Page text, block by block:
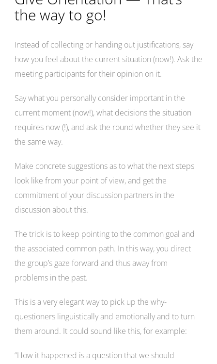
the way to go!
Instead of collecting or handing out justifications, say
how you feel about the current situation (now!). Ask the
meeting participants for their opinion on it.
Say what you personally consider important in the
current moment (now!), what decisions the situation
requires now (!), and ask the round whether they see it
the same way.
Make concrete suggestions as to what the next steps
look like from your point of view, and get the
commitment of your discussion partners in the
discussion about this.
The trick is to keep pointing to the common goal and
the associated common path. In this way, you direct
the group’s gaze forward and thus away from
problems in the past.
This is a very elegant way to pick up the why-
questioners linguistically and emotionally and to turn
them around. It could sound like this, for example:
“How it happened is a question that we should